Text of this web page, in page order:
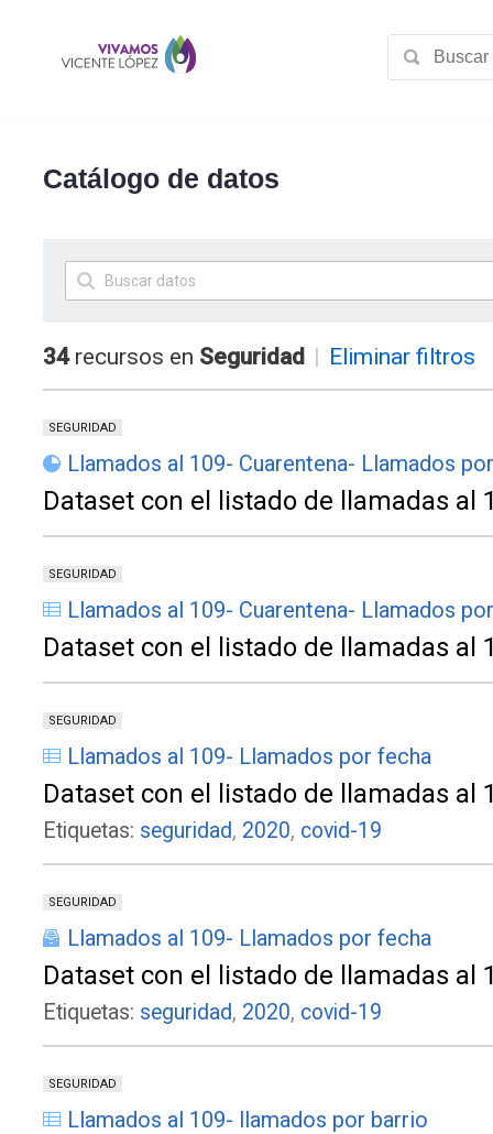
Catálogo de datos
34recursos en Seguridad | Eliminar filtros
SEGURIDAD
Llamados al 109- Cuarentena- Llamados
Dataset con el listado de llamadas al
SEGURIDAD
Llamados al 109- Cuarentena- Llamados
Dataset con el listado de llamadas al
SEGURIDAD
Llamados al 109- Llamados por fecha
Dataset con el listado de llamadas al
Etiquetas: seguridad, 2020, covid-19
SEGURIDAD
Llamados al 109- Llamados por fecha
Dataset con el listado de llamadas al
Etiquetas: seguridad, 2020, covid-19
SEGURIDAD
Llamados al 109- llamados por barrio